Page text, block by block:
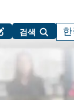
검색